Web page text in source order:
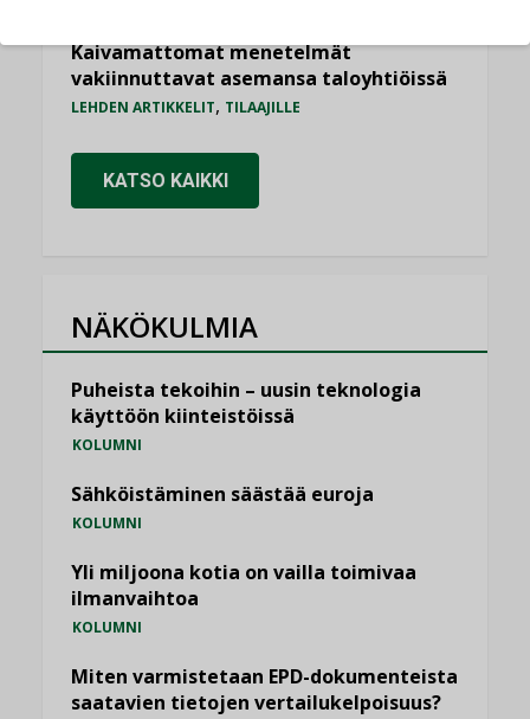
Kaivamattomat menetelmät
vakiinnuttavat asemansa taloyhtiöissä
LEHDEN ARTIKKELIT, TILAAJILLE
KATSO KAIKKI
NÄKÖKULMIA
Puheista tekoihin – uusin teknologia
käyttöön kiinteistöissä
KOLUMNI
Sähköistäminen säästää euroja
KOLUMNI
Yli miljoona kotia on vailla toimivaa
ilmanvaihtoa
KOLUMNI
Miten varmistetaan EPD-dokumenteista
saatavien tietojen vertailukelpoisuus?